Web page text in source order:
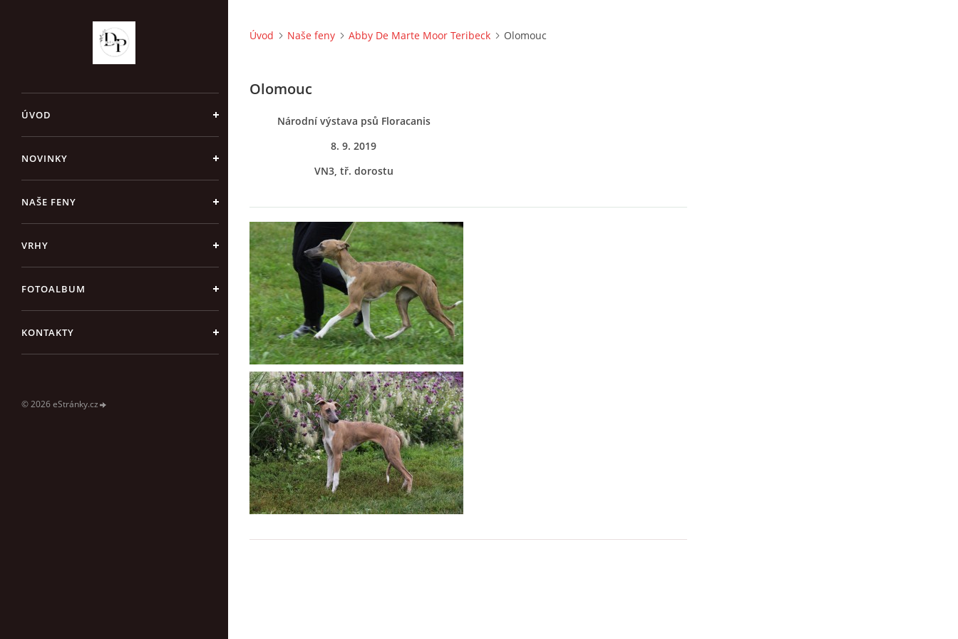
ÚVOD
NOVINKY
NAŠE FENY
VRHY
FOTOALBUM
KONTAKTY
© 2026 eStránky.cz
Úvod Naše feny Abby De Marte Moor Teribeck Olomouc
Olomouc
Národní výstava psů Floracanis
8. 9. 2019
VN3, tř. dorostu